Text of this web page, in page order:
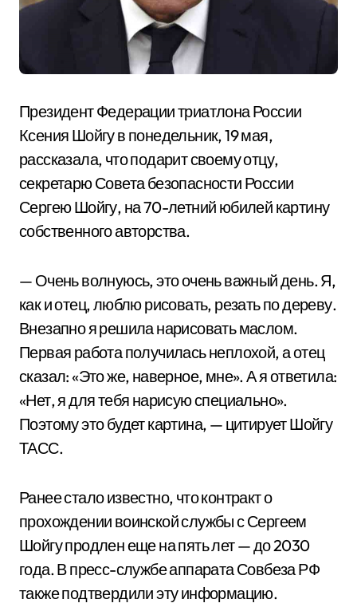
Президент Федерации триатлона России
Ксения Шойгу в понедельник, 19 мая,
рассказала, что подарит своему отцу,
секретарю Совета безопасности России
Сергею Шойгу, на 70-летний юбилей картину
собственного авторства.
— Очень волнуюсь, это очень важный день. Я,
как и отец, люблю рисовать, резать по дереву.
Внезапно я решила нарисовать маслом.
Первая работа получилась неплохой, а отец
сказал: «Это же, наверное, мне». А я ответила:
«Нет, я для тебя нарисую специально».
Поэтому это будет картина, — цитирует Шойгу
ТАСС.
Ранее стало известно, что контракт о
прохождении воинской службы с Сергеем
Шойгу продлен еще на пять лет — до 2030
года. В пресс-службе аппарата Совбеза РФ
также подтвердили эту информацию.